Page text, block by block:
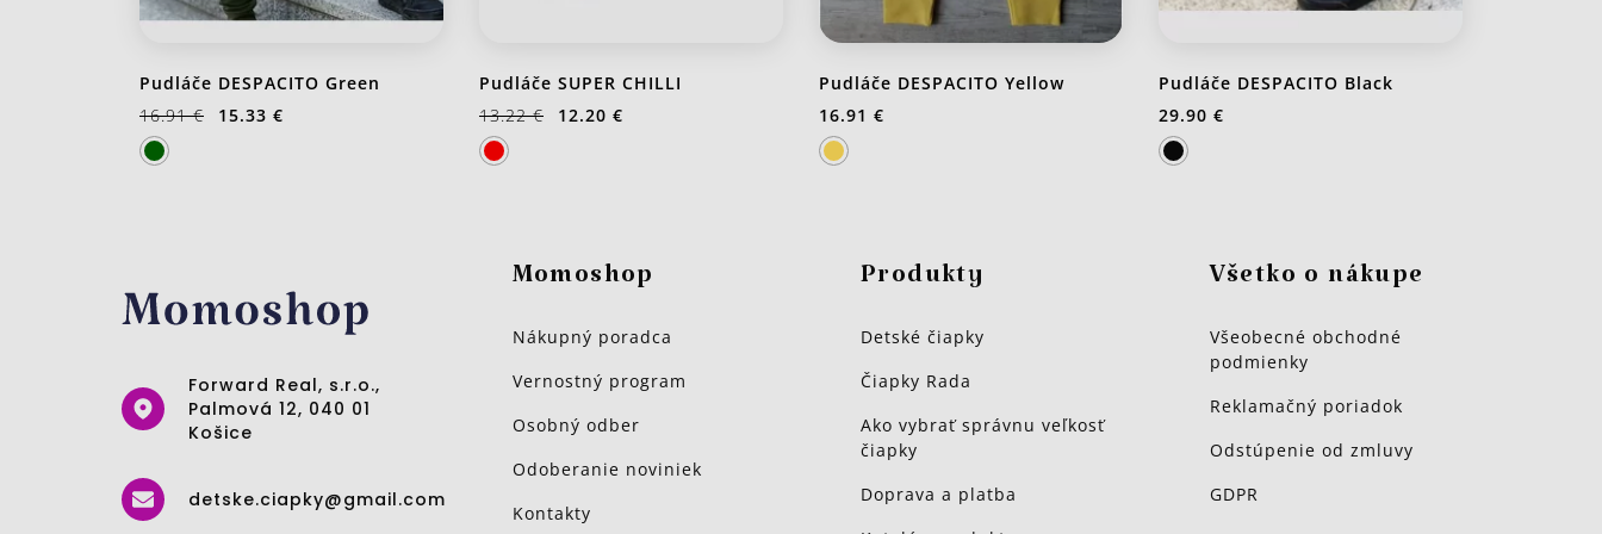
Pudláče DESPACITO Green
16.91 €
15.33 €
Pudláče SUPER CHILLI
13.22 €
12.20 €
Pudláče DESPACITO Yellow
16.91 €
Pudláče DESPACITO Black
29.90 €
Forward Real, s.r.o.,
Palmová 12, 040 01
Košice
detske.ciapky@gmail.com
Momoshop
Nákupný poradca
Vernostný program
Osobný odber
Odoberanie noviniek
Kontakty
Produkty
Detské čiapky
Čiapky Rada
Ako vybrať správnu veľkosť
čiapky
Doprava a platba
Všetko o nákupe
Všeobecné obchodné
podmienky
Reklamačný poriadok
Odstúpenie od zmluvy
GDPR